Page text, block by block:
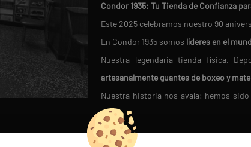
Condor 1935: Tu Tienda de Confianza
Este 2025 celebramos nuestro 90
En Condor 1935 somos líderes en el
Nuestra legendaria tienda física,
artesanalmente guantes de boxeo y
Nuestra historia nos avala: hemos sido
fútbol moderno en 1950
Miles de clientes satisfechos confían en